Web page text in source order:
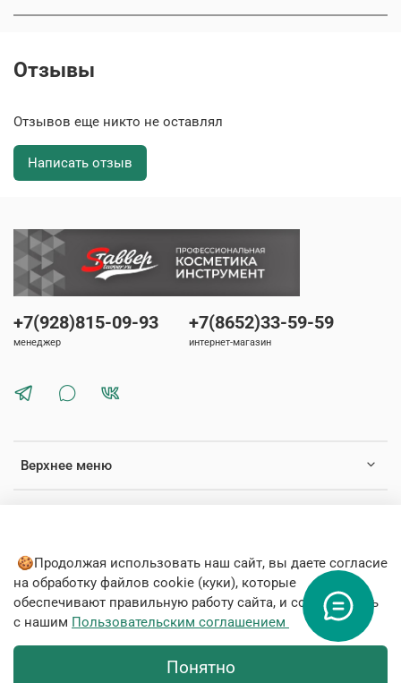
Отзывы
Отзывов еще никто не оставлял
Написать отзыв
Верхнее меню
+7(928)815-09-93
менеджер
+7(8652)33-59-59
интернет-магазин
© 2020 Любое использование контента без письменного
разрешения запрещено
🍪Продолжая использовать наш сайт, вы даете согласие
на обработку файлов cookie (куки), которые
обеспечивают правильную работу сайта, и соглашаетесь
с нашим Пользовательским соглашением
Понятно